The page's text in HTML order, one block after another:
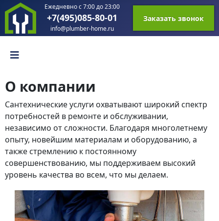
Ежедневно с 7:00 до 23:00
+7(495)085-80-01
info@plumber-home.ru
Заказать звонок
О компании
Сантехнические услуги охватывают широкий спектр
потребностей в ремонте и обслуживании,
независимо от сложности. Благодаря многолетнему
опыту, новейшим материалам и оборудованию, а
также стремлению к постоянному
совершенствованию, мы поддерживаем высокий
уровень качества во всем, что мы делаем.